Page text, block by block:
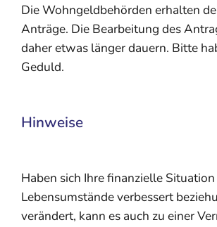
Die Wohngeldbehörden erhalten
Anträge. Die Bearbeitung des
daher etwas länger dauern. Bitte
Geduld.
Hinweise
Haben sich Ihre finanzielle
Lebensumstände verbessert
verändert, kann es auch zu einer